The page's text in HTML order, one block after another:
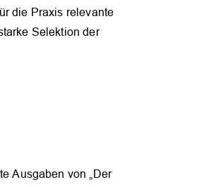
die Praxis relevante
Selektion der
Ausgaben von „Der